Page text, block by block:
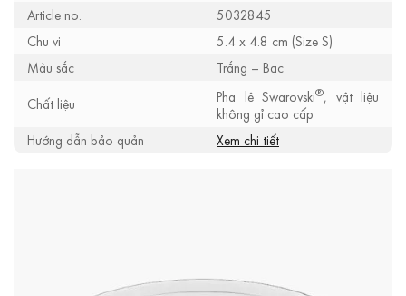
Article no.
5032845
Chu vi
5.4 x 4.8 cm (Size S)
Màu sắc
Trắng – Bạc
Chất liệu
Pha lê Swarovski®, vật liệu
không gỉ cao cấp
Hướng dẫn bảo quản
Xem chi tiết